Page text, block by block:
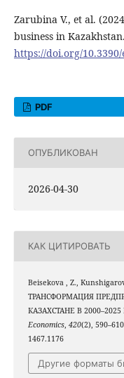
Zarubina V., et al.
business in
https://doi.org/10.3390/
PDF
ОПУБЛИКОВАН
2026-04-30
КАК ЦИТИРОВАТЬ
Beisekova , Z.,
ТРАНСФОРМАЦИЯ
КАЗАХСТАНЕ В 2000–2025
Economics, 420(2),
1467.1176
Другие форматы